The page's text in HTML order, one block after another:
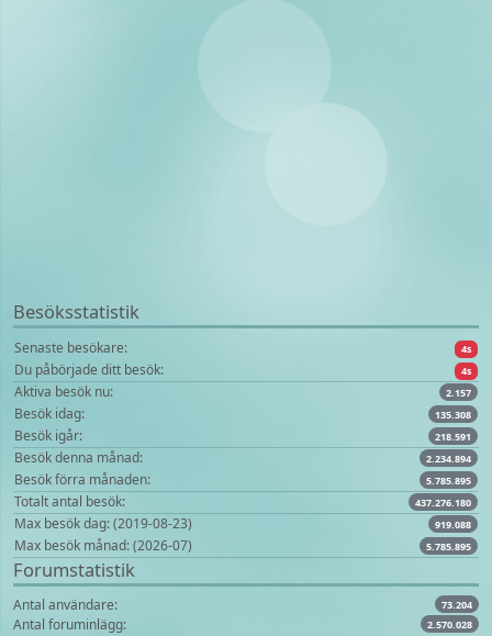
Besöksstatistik
Senaste besökare: 4s
Du påbörjade ditt besök: 4s
Aktiva besök nu: 2.157
Besök idag: 135.308
Besök igår: 218.591
Besök denna månad: 2.234.894
Besök förra månaden: 5.785.895
Totalt antal besök: 437.276.180
Max besök dag: (2019-08-23) 919.088
Max besök månad: (2026-07) 5.785.895
Forumstatistik
Antal användare: 73.204
Antal foruminlägg: 2.570.028